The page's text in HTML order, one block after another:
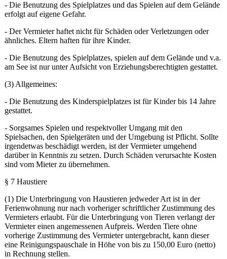
- Die Benutzung des Spielplatzes und das Spielen auf dem Gelände
erfolgt auf eigene Gefahr.
- Der Vermieter haftet nicht für Schäden oder Verletzungen oder
ähnliches. Eltern haften für ihre Kinder.
- Die Benutzung des Spielplatzes, spielen auf dem Gelände und v.a.
am See ist nur unter Aufsicht von Erziehungsberechtigten gestattet.
(3) Allgemeines:
- Die Benutzung des Kinderspielplatzes ist für Kinder bis 14 Jahre
gestattet.
- Sorgsames Spielen und respektvoller Umgang mit den
Spielsachen, den Spielgeräten und der Umgebung ist Pflicht. Sollte
irgendetwas beschädigt werden, ist der Vermieter umgehend
darüber in Kenntnis zu setzen. Durch Schäden verursachte Kosten
sind vom Mieter zu übernehmen.
§ 7 Haustiere
(1) Die Unterbringung von Haustieren jedweder Art ist in der
Ferienwohnung nur nach vorheriger schriftlicher Zustimmung des
Vermieters erlaubt. Für die Unterbringung von Tieren verlangt der
Vermieter einen angemessenen Aufpreis. Werden Tiere ohne
vorherige Zustimmung des Vermieter untergebracht, kann dieser
eine Reinigungspauschale in Höhe von bis zu 150,00 Euro (netto)
in Rechnung stellen.